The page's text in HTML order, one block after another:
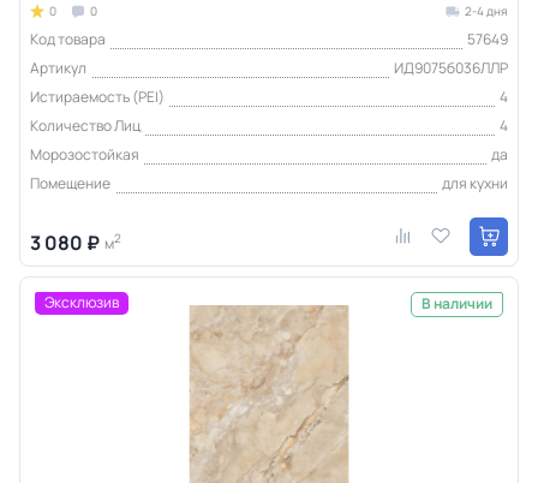
0 0 2-4 дня
Код товара
57649
Артикул
ИД9075б036ЛЛР
Истираемость (PEI)
4
Количество Лиц
4
Морозостойкая
да
Помещение
для кухни
3 080 ₽ м2
Эксклюзив В наличии